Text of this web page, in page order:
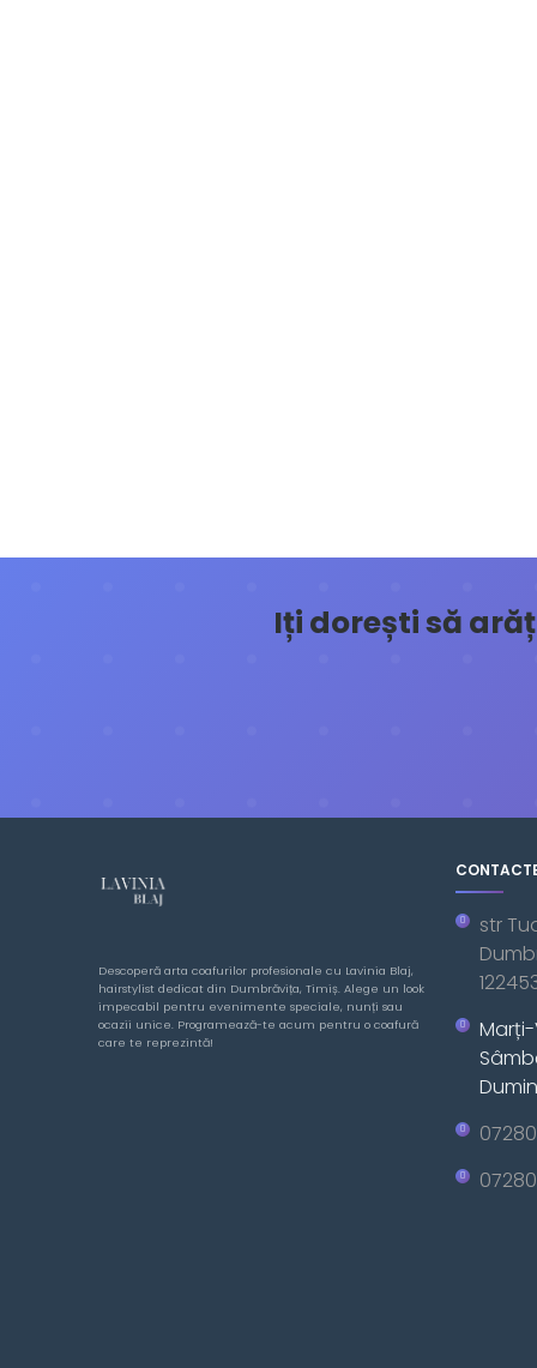
Iți dorești să
Descoperă arta coafurilor profesionale cu Lavinia Blaj,
hairstylist dedicat din Dumbrăvița, Timiș. Alege un look
impecabil pentru evenimente speciale, nunți sau
ocazii unice. Programează-te acum pentru o coafură
care te reprezintă!
str
Marți-